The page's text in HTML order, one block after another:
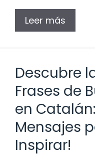
Leer más
Descubre
Frases de
en
Mensajes
Inspirar!